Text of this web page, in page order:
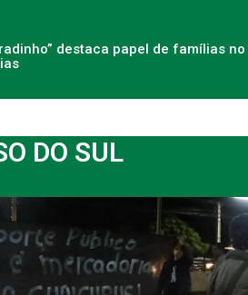
destaca papel de famílias no
DO SUL